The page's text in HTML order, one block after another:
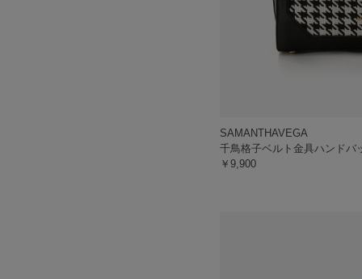
SAMANTHAVEGA
千鳥格子ベルト金具ハンドバ
￥9,900